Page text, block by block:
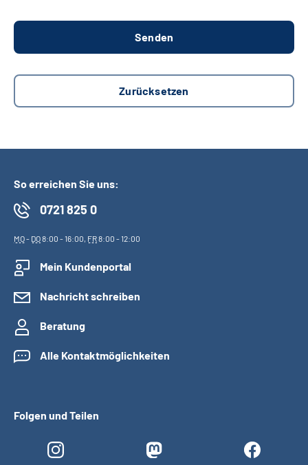
So erreichen Sie uns:
0721 825 0
MO- DO8:00 - 16:00, FR8:00 - 12:00
Mein Kundenportal
Nachricht schreiben
Beratung
Alle Kontaktmöglichkeiten
Folgen und Teilen